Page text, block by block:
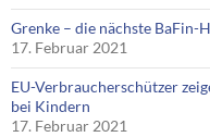
Grenke – die nächste BaFin-
17. Februar 2021
EU-Verbraucherschützer
bei Kindern
17. Februar 2021